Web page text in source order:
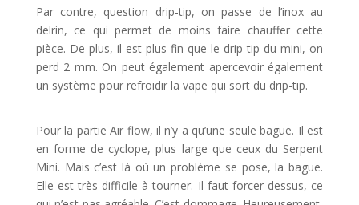
Par contre, question drip-tip, on passe de l’inox au
delrin, ce qui permet de moins faire chauffer cette
pièce. De plus, il est plus fin que le drip-tip du mini, on
perd 2 mm. On peut également apercevoir également
un système pour refroidir la vape qui sort du drip-tip.
Pour la partie Air flow, il n’y a qu’une seule bague. Il est
en forme de cyclope, plus large que ceux du Serpent
Mini. Mais c’est là où un problème se pose, la bague.
Elle est très difficile à tourner. Il faut forcer dessus, ce